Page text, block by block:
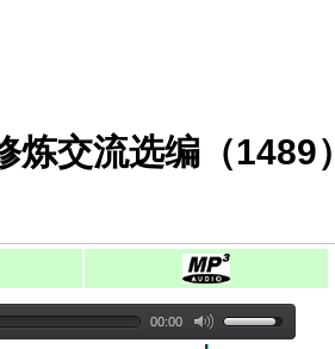
炼交流选编（1489）
00:00